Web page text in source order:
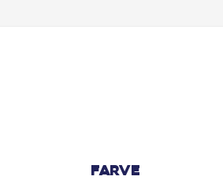
FARVE